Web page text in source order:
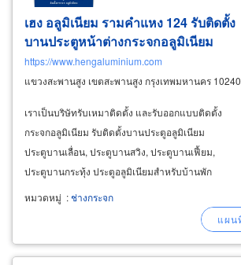
เฮง อลูมิเนียม รามคำแหง 124 รับติดตั้ง
บานประตูหน้าต่างกระจกอลูมิเนียม
https://www.hengaluminium.com
แขวงสะพานสูง เขตสะพานสูง กรุงเทพมหานคร 10240
เราเป็นบริษัทรับเหมาติดตั้ง และรับออกแบบติดตั้ง
กระจกอลูมิเนียม รับติดตั้งบานประตูอลูมิเนียม
ประตูบานเลื่อน, ประตูบานสวิง, ประตูบานเฟี้ยม,
ประตูบานกระทุ้ง ประตูอลูมิเนียมสำหรับบ้านพัก
หลากสีสัน แข็งแรง ทนทาน รับติดตั้งบานหน้าต่าง
หมวดหมู่ :ช่างกระจก